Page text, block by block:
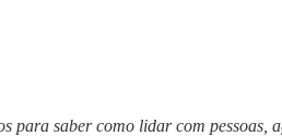
para saber como lidar com